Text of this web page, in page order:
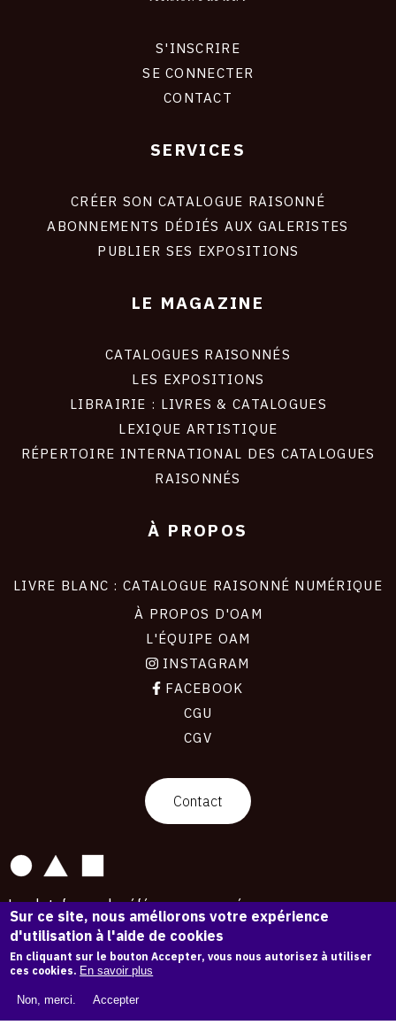
S'INSCRIRE
SE CONNECTER
CONTACT
SERVICES
CRÉER SON CATALOGUE RAISONNÉ
ABONNEMENTS DÉDIÉS AUX GALERISTES
PUBLIER SES EXPOSITIONS
LE MAGAZINE
CATALOGUES RAISONNÉS
LES EXPOSITIONS
LIBRAIRIE : LIVRES & CATALOGUES
LEXIQUE ARTISTIQUE
RÉPERTOIRE INTERNATIONAL DES CATALOGUES
RAISONNÉS
À PROPOS
LIVRE BLANC : CATALOGUE RAISONNÉ NUMÉRIQUE
À PROPOS D'OAM
L'ÉQUIPE OAM
INSTAGRAM
FACEBOOK
CGU
CGV
Contact
La plateforme de référence pour créer,
conserver et promouvoir l'Histoire de l'Art.
Des catalogues raisonnés aux archives
d'expositions.
43 254 œuvres d'art — 7 587 expositions
Copyright © OAM 2026. Tous droits réservés.
Sur ce site, nous améliorons votre expérience
d'utilisation à l'aide de cookies
En cliquant sur le bouton Accepter, vous nous autorisez à utiliser
ces cookies. En savoir plus
Non, merci. Accepter